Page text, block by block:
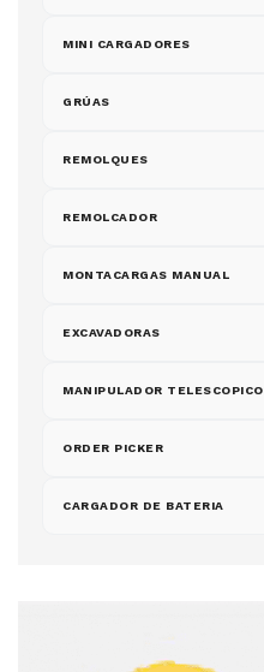
MINI CARGADORES
GRÚAS
REMOLQUES
REMOLCADOR
MONTACARGAS MANUAL
EXCAVADORAS
MANIPULADOR TELESCOPICO
ORDER PICKER
CARGADOR DE BATERIA